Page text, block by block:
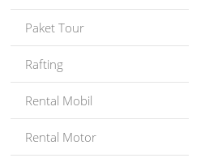
Paket Tour
Rafting
Rental Mobil
Rental Motor